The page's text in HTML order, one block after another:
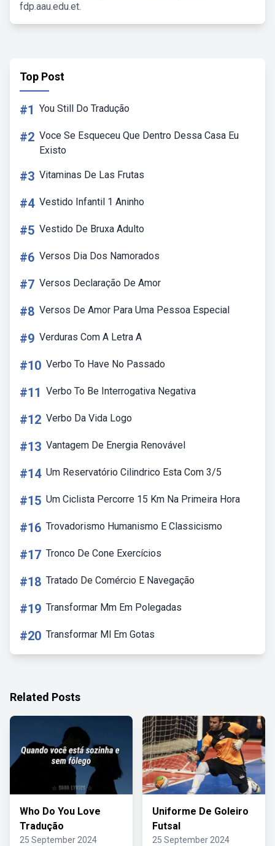
fdp.aau.edu.et.
Top Post
#1 You Still Do Tradução
#2 Voce Se Esqueceu Que Dentro Dessa Casa Eu
Existo
#3 Vitaminas De Las Frutas
#4 Vestido Infantil 1 Aninho
#5 Vestido De Bruxa Adulto
#6 Versos Dia Dos Namorados
#7 Versos Declaração De Amor
#8 Versos De Amor Para Uma Pessoa Especial
#9 Verduras Com A Letra A
#10 Verbo To Have No Passado
#11 Verbo To Be Interrogativa Negativa
#12 Verbo Da Vida Logo
#13 Vantagem De Energia Renovável
#14 Um Reservatório Cilindrico Esta Com 3/5
#15 Um Ciclista Percorre 15 Km Na Primeira Hora
#16 Trovadorismo Humanismo E Classicismo
#17 Tronco De Cone Exercícios
#18 Tratado De Comércio E Navegação
#19 Transformar Mm Em Polegadas
#20 Transformar Ml Em Gotas
Related Posts
Who Do You Love
Tradução
25 September 2024
Uniforme De Goleiro
Futsal
25 September 2024